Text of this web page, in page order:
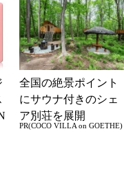
全国の絶景ポイント
にサウナ付きのシェ
ア別荘を展開
PR(COCO VILLA on GOETHE)